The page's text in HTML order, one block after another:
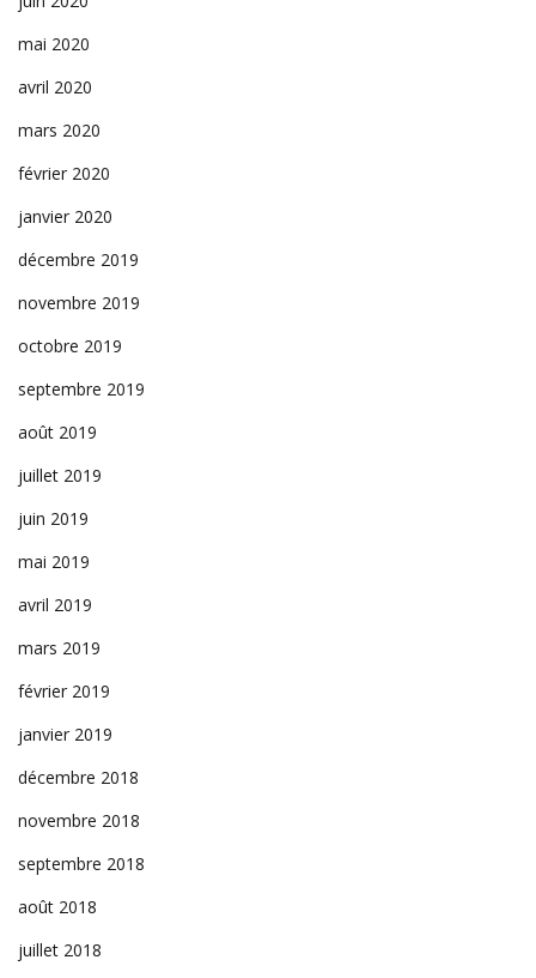
mai 2020
avril 2020
mars 2020
février 2020
janvier 2020
décembre 2019
novembre 2019
octobre 2019
septembre 2019
août 2019
juillet 2019
juin 2019
mai 2019
avril 2019
mars 2019
février 2019
janvier 2019
décembre 2018
novembre 2018
septembre 2018
août 2018
juillet 2018